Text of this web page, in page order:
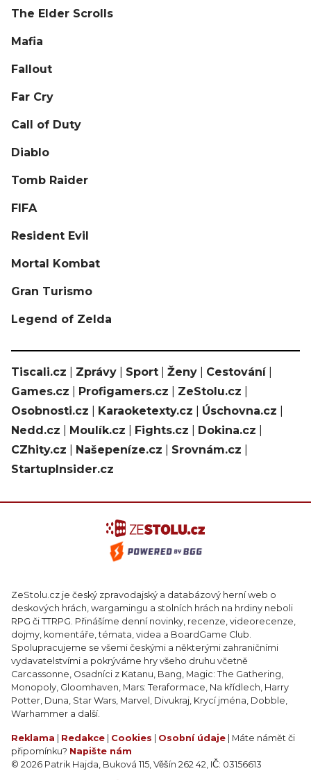
The Elder Scrolls
Mafia
Fallout
Far Cry
Call of Duty
Diablo
Tomb Raider
FIFA
Resident Evil
Mortal Kombat
Gran Turismo
Legend of Zelda
Tiscali.cz Zprávy Sport Ženy Cestování|
Games.cz
Profigamers.cz ZeStolu.cz
Osobnosti.cz
Karaoketexty.cz Úschovna.cz
Nedd.cz
Moulík.cz Fights.cz Dokina.cz
CZhity.cz
Našepeníze.cz Srovnám.cz
StartupInsider.cz
ZeStolu.cz je český zpravodajský a databázový herní web o
deskových hrách, wargamingu a stolních hrách na hrdiny neboli
RPG či TTRPG. Přinášíme denní novinky, recenze, videorecenze,
dojmy, komentáře, témata, videa a BoardGame Club.
Spolupracujeme se všemi českými a některými zahraničními
vydavatelstvími a pokrýváme hry všeho druhu včetně
Carcassonne, Osadníci z Katanu, Bang, Magic: The Gathering,
Monopoly, Gloomhaven, Mars: Teraformace, Na křídlech, Harry
Potter, Duna, Star Wars, Marvel, Divukraj, Krycí jména, Dobble,
Warhammer a další.
Reklama Redakce Cookies Osobní údaje | Máte námět či
připomínku? Napište nám
© 2026 Patrik Hajda, Buková 115, Věšín 262 42, IČ: 03156613